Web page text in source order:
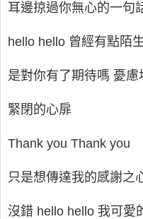
耳邊掠過你無心的一句
hello hello 曾經有點陌
是對你有了期待嗎 憂慮
緊閉的心扉
Thank you Thank you
只是想傳達我的感謝之
沒錯 hello hello 我可愛